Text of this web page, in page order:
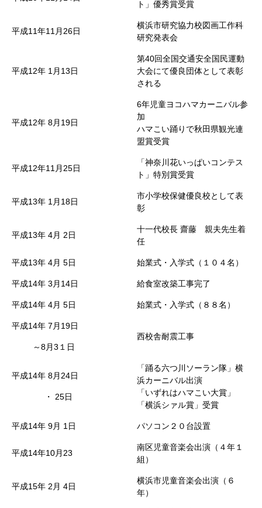
ト」優秀賞受賞
平成11年11月26日
横浜市研究協力校図画工作科
研究発表会
平成12年 1月13日
第40回全国交通安全国民運動
大会にて優良団体として表彰
される
平成12年 8月19日
6年児童ヨコハマカーニバル参
加
ハマこい踊りで秋田県観光連
盟賞受賞
平成12年11月25日
「神奈川花いっぱいコンテス
ト」特別賞受賞
平成13年 1月18日
市小学校保健優良校として表
彰
平成13年 4月 2日
十一代校長 齋藤 親夫先生着
任
平成13年 4月 5日 始業式・入学式（１０４名）
平成14年 3月14日 給食室改築工事完了
平成14年 4月 5日 始業式・入学式（８８名）
平成14年 7月19日
～8月3１日
西校舎耐震工事
平成14年 8月24日
・ 25日
「踊る六つ川ソーラン隊」横
浜カーニバル出演
「いずれはハマこい大賞」
「横浜シァル賞」受賞
平成14年 9月 1日 パソコン２０台設置
平成14年10月23
南区児童音楽会出演（４年１
組）
平成15年 2月 4日
横浜市児童音楽会出演（６
年）